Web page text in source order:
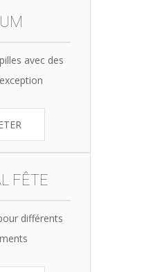
avec des
FÊTE
différents